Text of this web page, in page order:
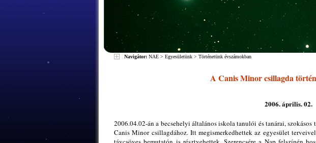
Navigátor: NAE > Egyesületünk > Történetünk évszámokban
A Canis Minor csillagda
2006. április. 02.
2006.04.02-án a becsehelyi általános iskola tanulói és tanárai,
Canis Minor csillagdához. Itt megismerkedhettek az egyesület